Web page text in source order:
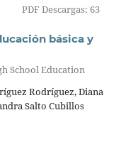
PDF Descargas: 63
básica y
School Education
Rodríguez, Diana
Salto Cubillos